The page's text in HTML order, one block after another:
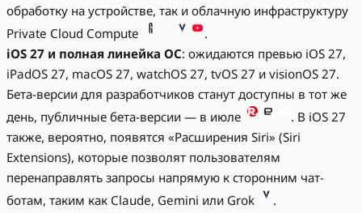
обработку на устройстве, так и облачную инфраструктуру
Private Cloud Compute
.
iOS 27 и полная линейка ОС: ожидаются превью iOS 27,
iPadOS 27, macOS 27, watchOS 27, tvOS 27 и visionOS 27.
Бета-версии для разработчиков станут доступны в тот же
день, публичные бета-версии — в июле
. В iOS 27
также, вероятно, появятся «Расширения Siri» (Siri
Extensions), которые позволят пользователям
перенаправлять запросы напрямую к сторонним чат-
ботам, таким как Claude, Gemini или Grok
.